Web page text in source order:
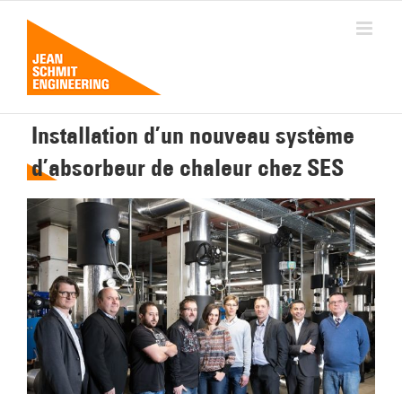
contenu
Installation d’un nouveau système
d’absorbeur de chaleur chez SES
Voir
l'image
agrandie